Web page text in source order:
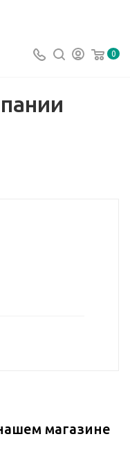
0
магазине